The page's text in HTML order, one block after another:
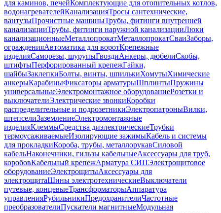
для каминов, печейКомплектующие для отопительных котлов,
водонагревателейКанализацияТросы сантехнические,
вантузыПрочистные машиныТрубы, фитинги внутренней
канализацииТрубы, фитинги наружной канализацииЛюки
канализационныеМеталлопрокатМеталлопрокатСваиЗаборы,
огражденияАвтоматика для воротКрепежные
изделияСаморезы, шурупыГвоздиАнкеры, дюбелиСкобы,
штифтыПерфорированный крепежГайки,
шайбыЗаклепкиБолты, винты, шпилькиХомутыХимические
анкерыКарабиныФиксаторы арматурыШплинтыПружины
универсальныеЭлектромонтажное оборудованиеРозетки и
выключателиЭлектрические звонкиКоробки
распределительные и подрозетникиЭлектропатроныВилки,
штепселиЗаземлениеЭлектромонтажные
изделияКлеммыСредства диэлектрическиеТрубки
термоусаживаемыеИзолирующие зажимыКабель и системы
для прокладкиКороба, трубы, металлорукавСиловой
кабельНаконечники, гильзы кабельныеАксессуары для труб,
коробовКабельный крепежАрматура СИПЭлектрощитовое
оборудованиеЭлектрощитыАксессуары для
электрощитаШины электротехническиеВыключатели
путевые, концевыеТрансформаторыАппаратура
управленияРубильникиПредохранителиЧастотные
преобразователиПускатели магнитныеМодульная